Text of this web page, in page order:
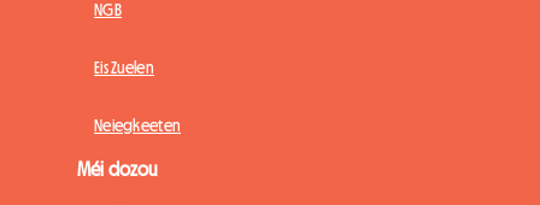
NGB
Eis Zuelen
Neiegkeeten
Méi dozou